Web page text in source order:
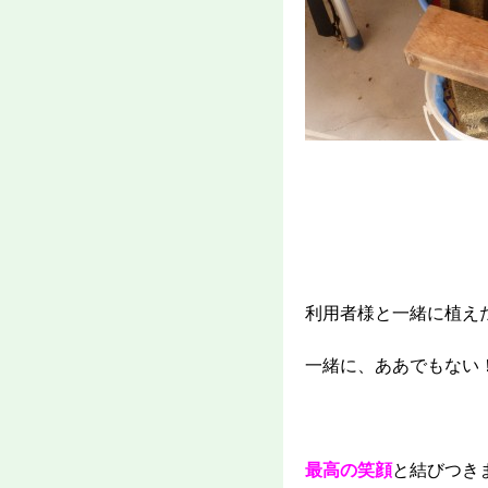
利用者様と一緒に植え
一緒に、ああでもない
最高の笑顔と結びつ